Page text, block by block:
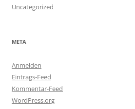
Uncategorized
META
Anmelden
Eintrags-Feed
Kommentar-Feed
WordPress.org